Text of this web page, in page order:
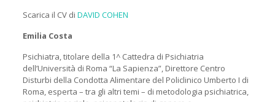
Scarica il CV di DAVID COHEN
Emilia Costa
Psichiatra, titolare della 1^ Cattedra di Psichiatria
dell’Università di Roma “La Sapienza”, Direttore Centro
Disturbi della Condotta Alimentare del Policlinico Umberto I di
Roma, esperta – tra gli altri temi – di metodologia psichiatrica,